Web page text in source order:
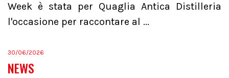
Week è stata per Quaglia Antica Distilleria
l'occasione per raccontare al ...
30/06/2026
NEWS